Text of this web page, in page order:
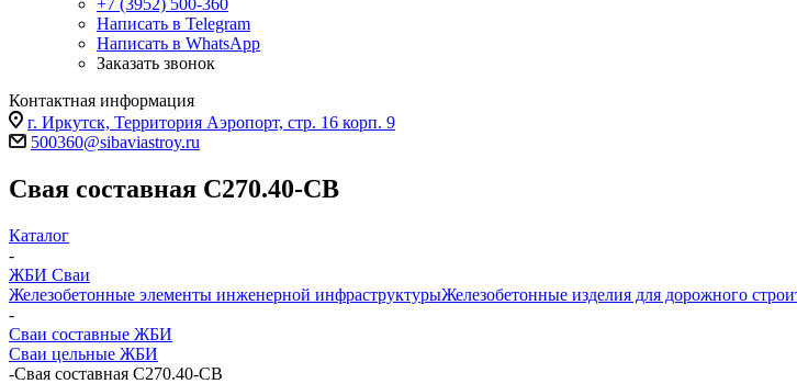
+7 (3952) 500-360
Написать в Telegram
Написать в WhatsApp
Заказать звонок
Контактная информация
г. Иркутск, Территория Аэропорт, стр. 16 корп. 9
500360@sibaviastroy.ru
Свая составная С270.40-СВ
Каталог
-
ЖБИ Сваи
Железобетонные элементы инженерной инфраструктурыЖелезобетонные изделия для дорожного
-
Сваи составные ЖБИ
Сваи цельные ЖБИ
-Свая составная С270.40-СВ